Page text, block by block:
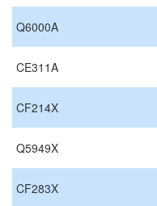
Q6000A
CE311A
CF214X
Q5949X
CF283X